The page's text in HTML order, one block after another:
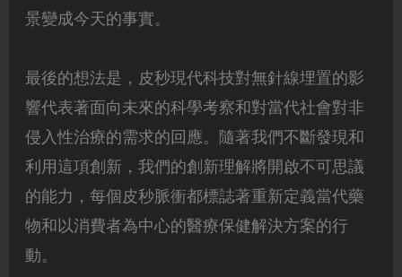
景變成今天的事實。
最後的想法是，皮秒現代科技對無針線埋置的影
響代表著面向未來的科學考察和對當代社會對非
侵入性治療的需求的回應。隨著我們不斷發現和
利用這項創新，我們的創新理解將開啟不可思議
的能力，每個皮秒脈衝都標誌著重新定義當代藥
物和以消費者為中心的醫療保健解決方案的行
動。